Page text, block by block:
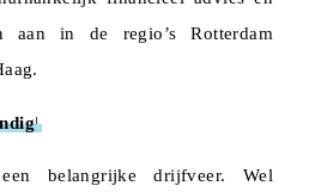
aan in de regio’s Rotterdam
|
belangrijke drijfveer. Wel